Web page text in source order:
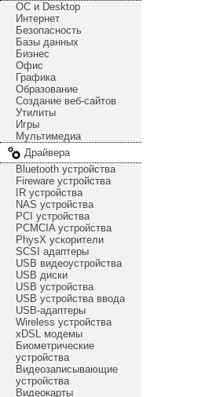
ОС и Desktop
Интернет
Безопасность
Базы данных
Бизнес
Офис
Графика
Образование
Создание веб-сайтов
Утилиты
Игры
Мультимедиа
Драйвера
Bluetooth устройства
Fireware устройства
IR устройства
NAS устройства
PCI устройства
PCMCIA устройства
PhysX ускорители
SCSI адаптеры
USB видеоустройства
USB диски
USB устройства
USB устройства ввода
USB-адаптеры
Wireless устройства
xDSL модемы
Биометрические
устройства
Видеозаписывающие
устройства
Видеокарты